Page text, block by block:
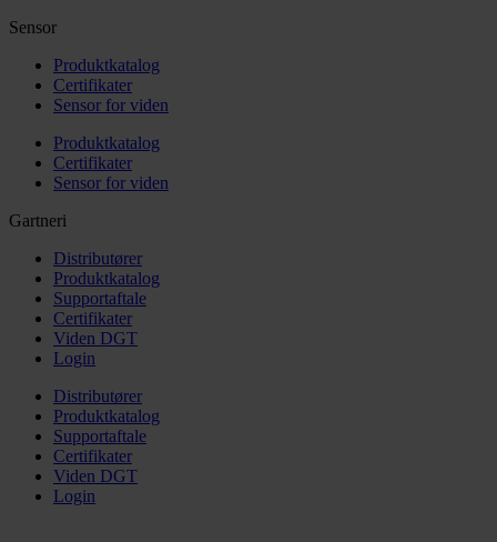
Sensor
Produktkatalog
Certifikater
Sensor for viden
Produktkatalog
Certifikater
Sensor for viden
Gartneri
Distributører
Produktkatalog
Supportaftale
Certifikater
Viden DGT
Login
Distributører
Produktkatalog
Supportaftale
Certifikater
Viden DGT
Login